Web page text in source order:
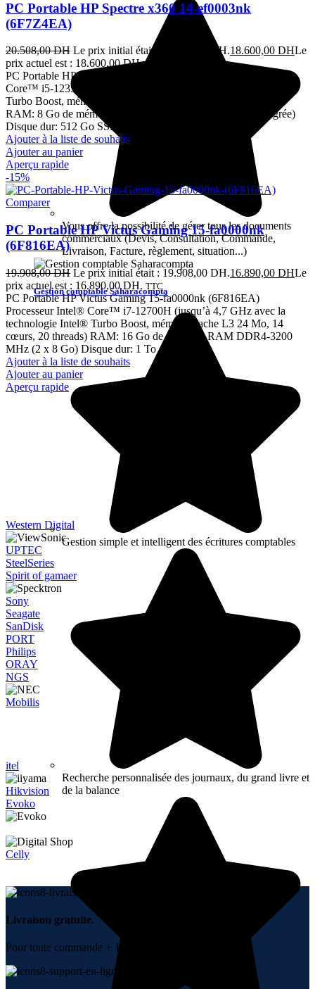
Vous offre la possibilité de gérer tous les documents
commerciaux (Devis, Consultation, Commande,
Livraison, Facture, règlement, situation...)
Gestion comptable Saharacompta
Gestion simple et intelligent des écritures comptables
Recherche personnalisée des journaux, du grand livre et
de la balance
PC Portable HP Spectre x360 14-ef0003nk
(6F7Z4EA)
20.508,00DH Le prix initial était : 20.508,00 DH.18.600,00 DHLe
prix actuel est : 18.600,00 DH. TTC
PC Portable HP Spectre x360 14-ef0003nk (6F7Z4EA) Intel®
Core™ i5-1235U (jusqu’à 4,4 GHz avec la technologie Intel®
Turbo Boost, mémoire cache L3 12 Mo, 10 cœurs, 12 threads)
RAM: 8 Go de mémoire RAM LPDDR4x-4266 MHz (intégrée)
Disque dur: 512 Go SSD
Ajouter à la liste de souhaits
Ajouter au panier
Aperçu rapide
-15%
Comparer
PC Portable HP Victus Gaming 15-fa0000nk
(6F816EA)
19.908,00DH Le prix initial était : 19.908,00 DH.16.890,00 DHLe
prix actuel est : 16.890,00 DH. TTC
PC Portable HP Victus Gaming 15-fa0000nk (6F816EA)
Processeur Intel® Core™ i7-12700H (jusqu’à 4,7 GHz avec la
technologie Intel® Turbo Boost, mémoire cache L3 24 Mo, 14
cœurs, 20 threads) RAM: 16 Go de mémoire RAM DDR4-3200
MHz (2 x 8 Go) Disque dur: 1 To
Ajouter à la liste de souhaits
Ajouter au panier
Aperçu rapide
Western Digital
UPTEC
SteelSeries
Spirit of gamaer
Sony
Seagate
SanDisk
PORT
Philips
ORAY
NGS
Mobilis
itel
Hikvision
Evoko
Celly
Livraison gratuite.
Pour toute commande + 10000 DH.